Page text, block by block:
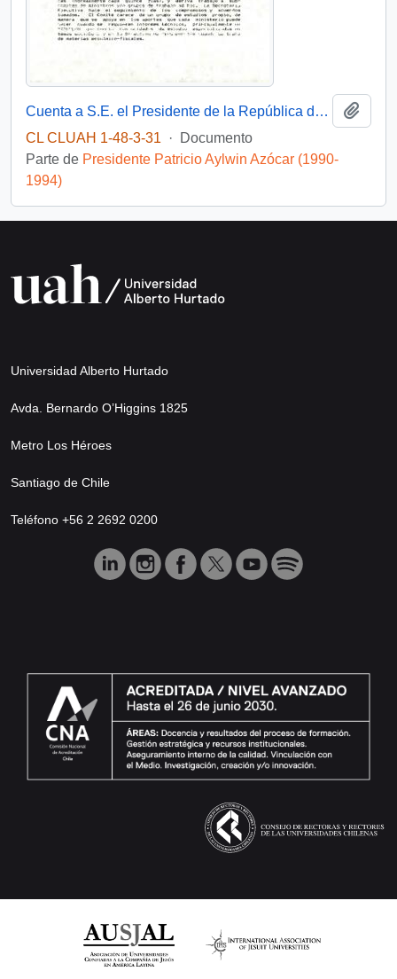
Cuenta a S.E. el Presidente de la República de principales temas tratados en el Comité Económico Social
CL CLUAH 1-48-3-31
·
Documento
Parte de Presidente Patricio Aylwin Azócar (1990-
1994)
Universidad Alberto Hurtado
Avda. Bernardo O’Higgins 1825
Metro Los Héroes
Santiago de Chile
Teléfono +56 2 2692 0200